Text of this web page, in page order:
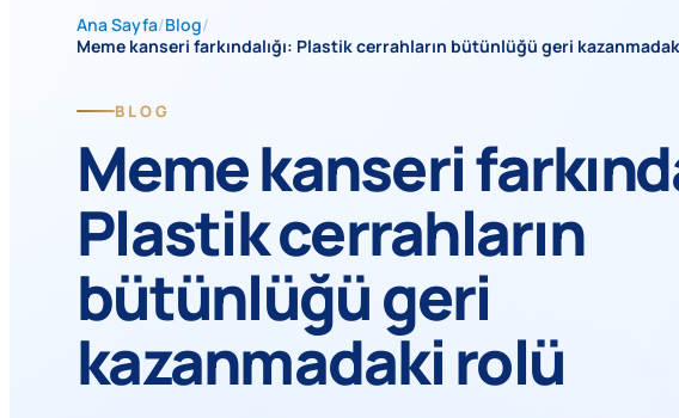
Ana Sayfa/Blog/
Meme kanseri farkındalığı: Plastik cerrahların bütünlüğü geri
BLOG
Meme kanseri
Plastik cerrahların
bütünlüğü geri
kazanmadaki rolü